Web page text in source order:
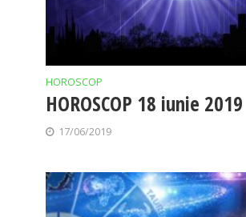
HOROSCOP
HOROSCOP 18 iunie 2019
17/06/2019